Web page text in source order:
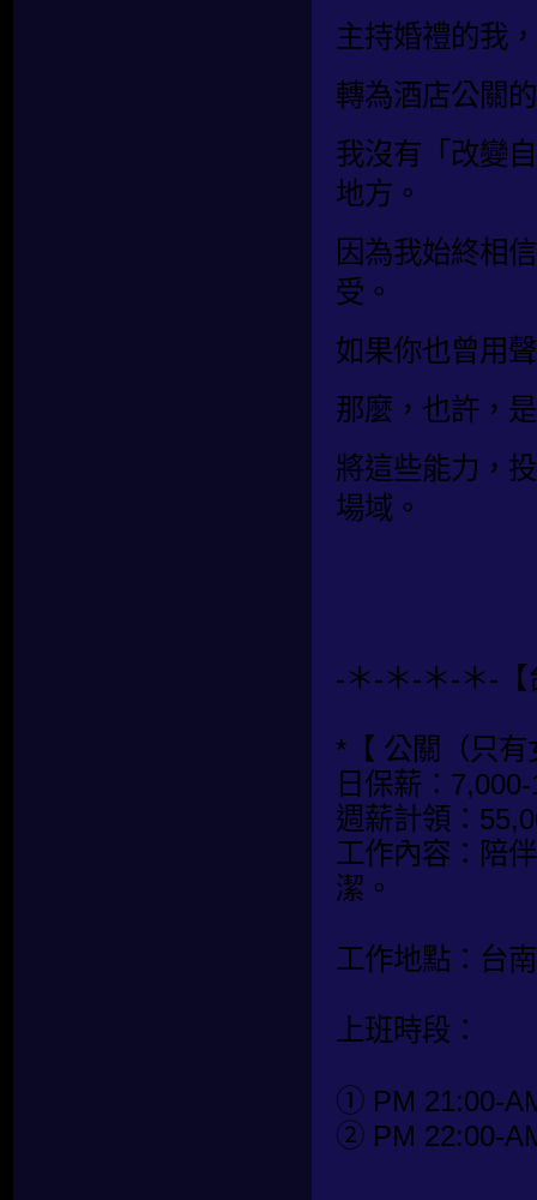
主持婚禮的我
轉為酒店公關
我沒有「改變
地方。
因為我始終相
受。
如果你也曾用
那麼，也許，
將這些能力，
場域。
-＊-＊-＊-＊-
*【 公關（只
日保薪：
週薪計領：
工作內容：陪
潔。
工作地點：台
上班時段：
① PM 21:00-
② PM 22:00-